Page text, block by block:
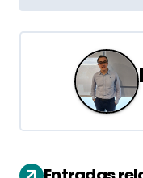
a
ó
n